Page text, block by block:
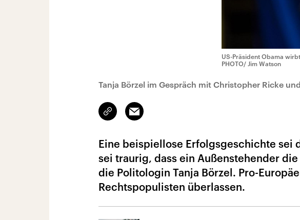
US-Präsident Obama
PHOTO/ Jim Watson
Tanja Börzel im Gespräch mit Christopher Ricke
Link
kopieren/teilen
Email
Eine beispiellose Erfolgsgeschichte sei
sei traurig, dass ein Außenstehender
die Politologin Tanja Börzel. Pro-
Rechtspopulisten überlassen.